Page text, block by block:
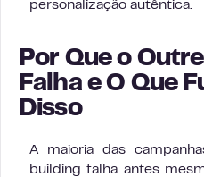
personalização autêntica.
Por Que o
Falha e O Que
Disso
A maioria das
building falha antes